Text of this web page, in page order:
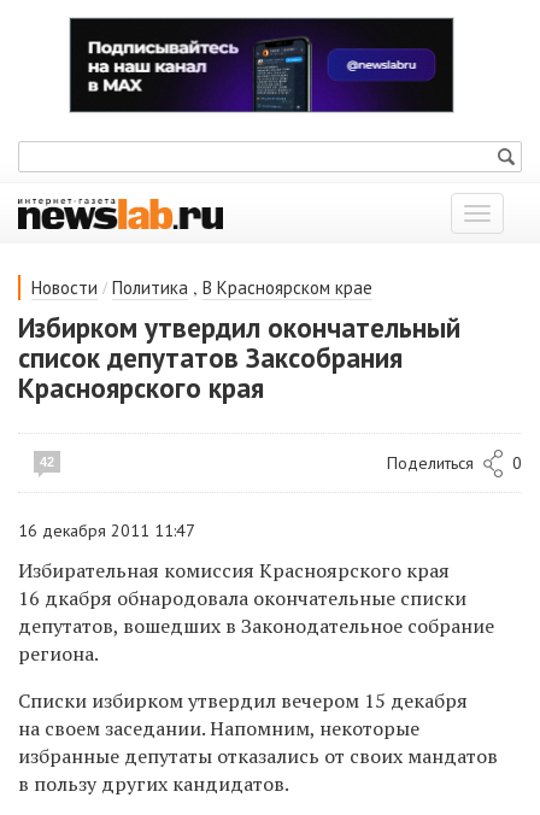
Показать
меню
Новости / Политика , В Красноярском крае
Избирком утвердил окончательный
список депутатов Заксобрания
Красноярского края
42 Поделиться 0
16 декабря 2011 11:47
Избирательная комиссия Красноярского края
16 дкабря обнародовала окончательные списки
депутатов, вошедших в Законодательное собрание
региона.
Списки избирком утвердил вечером 15 декабря
на своем заседании. Напомним, некоторые
избранные депутаты отказались от своих мандатов
в пользу других кандидатов.